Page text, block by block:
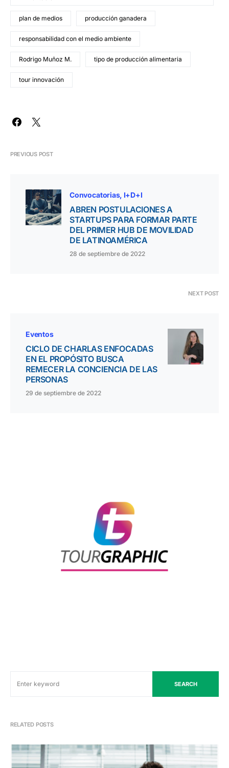
plan de medios producción ganadera
responsabilidad con el medio ambiente
Rodrigo Muñoz M. tipo de producción alimentaria
tour innovación
PREVIOUS POST
Convocatorias I+D+I
ABREN POSTULACIONES A
STARTUPS PARA FORMAR PARTE
DEL PRIMER HUB DE MOVILIDAD
DE LATINOAMÉRICA
28 de septiembre de 2022
NEXT POST
Eventos
CICLO DE CHARLAS ENFOCADAS
EN EL PROPÓSITO BUSCA
REMECER LA CONCIENCIA DE LAS
PERSONAS
29 de septiembre de 2022
SEARCH
RELATED POSTS